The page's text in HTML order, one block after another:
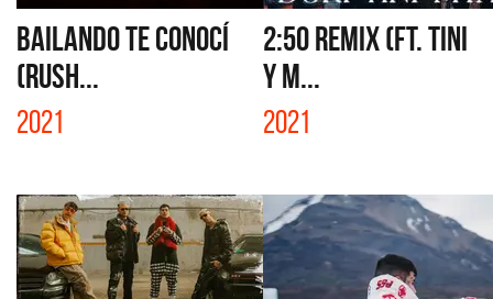
BAILANDO TE CONOCÍ
(RUSH...
2021
2:50 REMIX (FT. TINI
Y M...
2021